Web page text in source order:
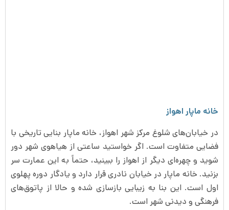
خانه ماپار اهواز
در خیابان‌های شلوغ مرکز شهر اهواز، خانه ماپار بنایی تاریخی با
فضایی متفاوت است. اگر خواستید ساعتی از هیاهوی شهر دور
شوید و چهره‌ای دیگر از اهواز را ببینید، حتماً به این عمارت سر
بزنید. خانه ماپار در خیابان نادری قرار دارد و یادگار دوره پهلوی
اول است. این بنا به زیبایی بازسازی شده و حالا از پاتوق‌های
فرهنگی و دیدنی شهر است.